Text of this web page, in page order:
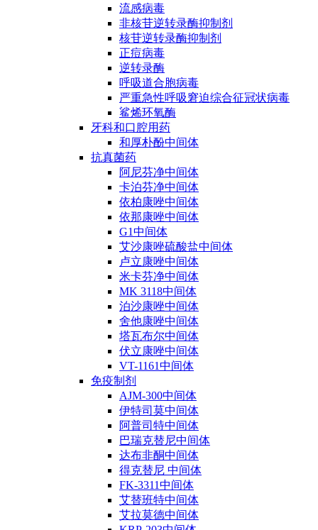
流感病毒
非核苷逆转录酶抑制剂
核苷逆转录酶抑制剂
正痘病毒
逆转录酶
呼吸道合胞病毒
严重急性呼吸窘迫综合征冠状病毒
鲨烯环氧酶
牙科和口腔用药
和厚朴酚中间体
抗真菌药
阿尼芬净中间体
卡泊芬净中间体
依柏康唑中间体
依那康唑中间体
G1中间体
艾沙康唑硫酸盐中间体
卢立康唑中间体
米卡芬净中间体
MK 3118中间体
泊沙康唑中间体
舍他康唑中间体
塔瓦布尔中间体
伏立康唑中间体
VT-1161中间体
免疫制剂
AJM-300中间体
伊特司莫中间体
阿普司特中间体
巴瑞克替尼中间体
达布非酮中间体
得克替尼 中间体
FK-3311中间体
艾替班特中间体
艾拉莫德中间体